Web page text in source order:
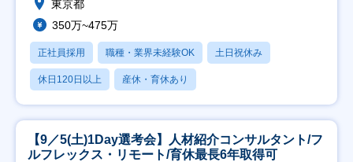
東京都
350万~475万
正社員採用 職種・業界未経験OK 土日祝休み
休日120日以上 産休・育休あり
【9／5(土)1Day選考会】人材紹介コンサルタント/フ
ルフレックス・リモート/育休最長6年取得可